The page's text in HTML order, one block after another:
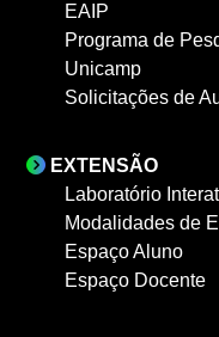
EAIP
Programa de
Unicamp
Solicitações de
EXTENSÃO
Laboratório
Modalidades de
Espaço Aluno
Espaço Docente